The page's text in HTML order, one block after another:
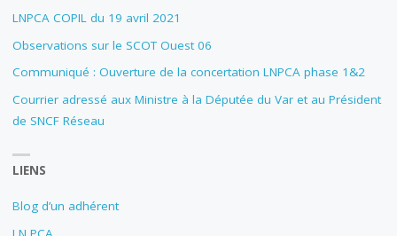
LNPCA COPIL du 19 avril 2021
Observations sur le SCOT Ouest 06
Communiqué : Ouverture de la concertation LNPCA phase 1&2
Courrier adressé aux Ministre à la Députée du Var et au Président
de SNCF Réseau
LIENS
Blog d’un adhérent